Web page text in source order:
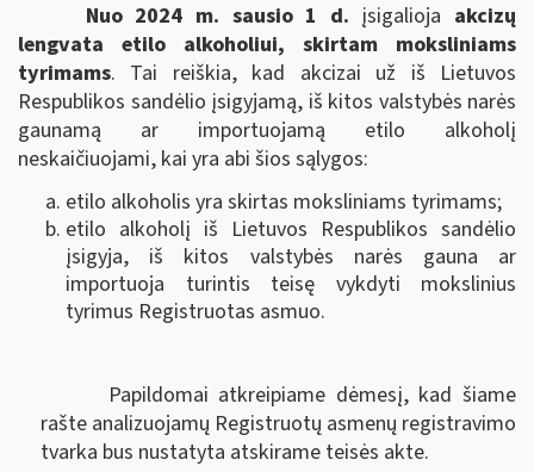
Nuo 2024 m. sausio 1 d. įsigalioja akcizų
lengvata etilo alkoholiui, skirtam moksliniams
tyrimams. Tai reiškia, kad akcizai už iš Lietuvos
Respublikos sandėlio įsigyjamą, iš kitos valstybės narės
gaunamą ar importuojamą etilo alkoholį
neskaičiuojami, kai yra abi šios sąlygos:
etilo alkoholis yra skirtas moksliniams tyrimams;
etilo alkoholį iš Lietuvos Respublikos sandėlio
įsigyja, iš kitos valstybės narės gauna ar
importuoja turintis teisę vykdyti mokslinius
tyrimus Registruotas asmuo.
Papildomai atkreipiame dėmesį, kad šiame
rašte analizuojamų Registruotų asmenų registravimo
tvarka bus nustatyta atskirame teisės akte.